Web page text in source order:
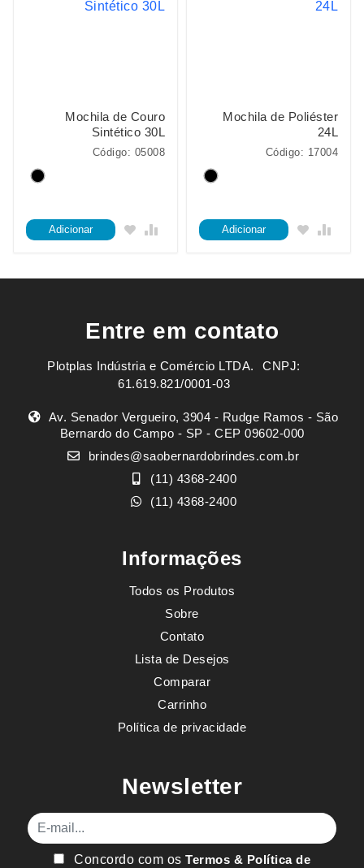
Mochila de Couro
Sintético 30L
Código: 05008
Adicionar
Mochila de Poliéster
24L
Código: 17004
Adicionar
Entre em contato
Plotplas Indústria e Comércio LTDA. ㅤㅤㅤ CNPJ:
61.619.821/0001-03
Av. Senador Vergueiro, 3904 - Rudge Ramos - São
Bernardo do Campo - SP - CEP 09602-000
brindes@saobernardobrindes.com.br
(11) 4368-2400
(11) 4368-2400
Informações
Todos os Produtos
Sobre
Contato
Lista de Desejos
Comparar
Carrinho
Política de privacidade
Newsletter
E-mail
Concordo com osTermos & Política de